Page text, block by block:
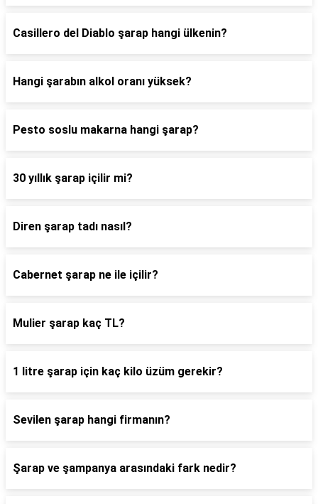
Casillero del Diablo şarap hangi ülkenin?
Hangi şarabın alkol oranı yüksek?
Pesto soslu makarna hangi şarap?
30 yıllık şarap içilir mi?
Diren şarap tadı nasıl?
Cabernet şarap ne ile içilir?
Mulier şarap kaç TL?
1 litre şarap için kaç kilo üzüm gerekir?
Sevilen şarap hangi firmanın?
Şarap ve şampanya arasındaki fark nedir?